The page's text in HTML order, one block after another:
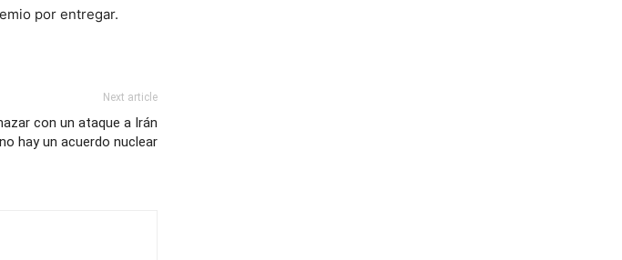
por entregar.
Next article
con un ataque a Irán
hay un acuerdo nuclear